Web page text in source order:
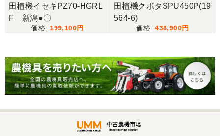
三重県／谷本勝美
こちらの、対応も、よく、大変、満足、です。
三重県／谷本勝美
こちらの、対応、も、よくして、くれました。
対応も、よくしてくれました、有難うございまし
田植機イセキPZ70-HGRL
F 新潟●〇
199,100
田植機クボタSPU450P(19
564-6)
438,900